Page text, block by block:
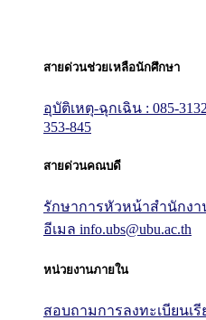
สายด่วนช่วยเหลือนักศึกษา
อุบัติเหตุ-ฉุกเฉิน : 085-
353-845
สายด่วนคณบดี
รักษาการหัวหน้าสำนักงาน
อีเมล info.ubs@ubu.ac.th
หน่วยงานภายใน
สอบถามการลงทะเบียนเรี